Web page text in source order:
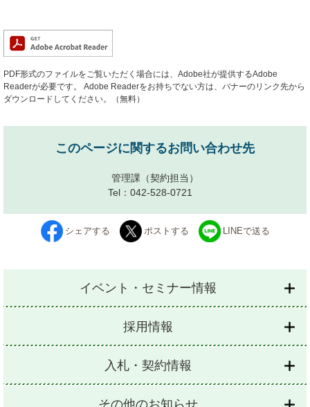
PDF形式のファイルをご覧いただく場合には、Adobe社が提供するAdobe
Readerが必要です。
Adobe Readerをお持ちでない方は、バナーのリンク先から
ダウンロードしてください。（無料）
このページに関するお問い合わせ先
管理課 （契約担当）
Tel：042-528-0721
シェアする ポストする LINEで送る
イベント・セミナー情報
採用情報
入札・契約情報
その他のお知らせ